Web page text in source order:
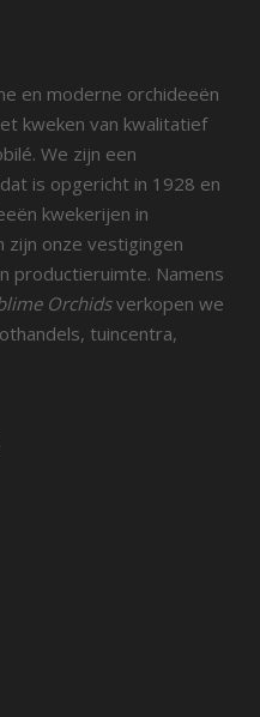
en moderne orchideeën
kweken van kwalitatief
We zijn een
is opgericht in 1928 en
kwekerijen in
zijn onze vestigingen
productieruimte. Namens
Orchidsverkopen we
tuincentra,